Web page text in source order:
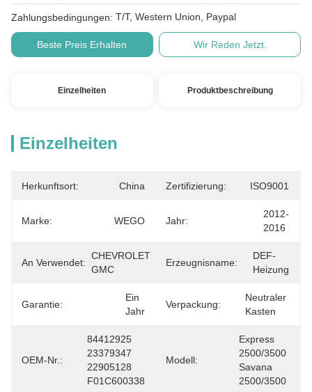
Zahlungsbedingungen: T/T, Western Union, Paypal
Beste Preis Erhalten Wir Reden Jetzt.
Einzelheiten Produktbeschreibung
Einzelheiten
Herkunftsort: China Zertifizierung: ISO9001
Marke: WEGO Jahr:
2012-
2016
An Verwendet:
CHEVROLET
GMC
Erzeugnisname:
DEF-
Heizung
Garantie:
Ein
Jahr
Verpackung:
Neutraler
Kasten
OEM-Nr.:
84412925
23379347
22905128
F01C600338
Modell:
Express
2500/3500
Savana
2500/3500